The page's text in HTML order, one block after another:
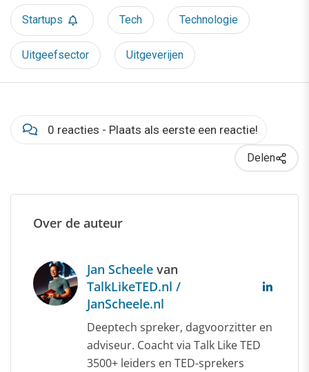
Startups Tech Technologie
Uitgeefsector Uitgeverijen
0 reacties - Plaats als eerste een reactie!
Delen
Over de auteur
Jan Scheele van
TalkLikeTED.nl /
JanScheele.nl
Deeptech spreker, dagvoorzitter en
adviseur. Coacht via Talk Like TED
3500+ leiders en TED-sprekers